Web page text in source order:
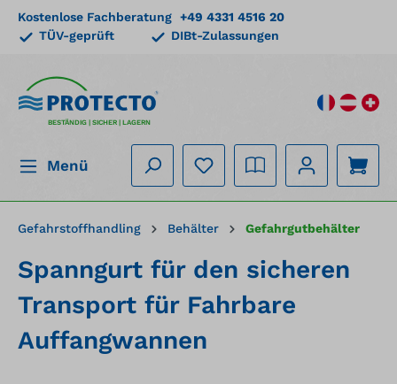
springen
Kostenlose Fachberatung +49 4331 4516 20
TÜV-geprüft
DIBt-Zulassungen
BESTÄNDIG | SICHER | LAGERN
Menü
Gefahrstoffhandling Behälter Gefahrgutbehälter
Spanngurt für den sicheren
Transport für Fahrbare
Auffangwannen